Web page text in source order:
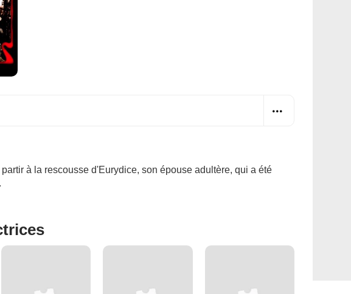
à la rescousse d'Eurydice, son épouse adultère, qui a été